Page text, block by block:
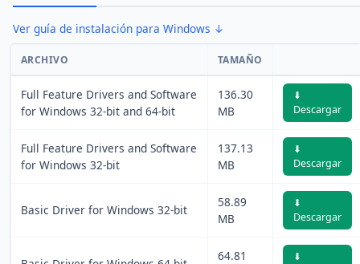
Ver guía de instalación para Windows ↓
ARCHIVO TAMAÑO
Full Feature Drivers and Software
for Windows 32-bit and 64-bit
136.30
MB
⬇
Descargar
Full Feature Drivers and Software
for Windows 32-bit
137.13
MB
⬇
Descargar
Basic Driver for Windows 32-bit
58.89
MB
⬇
Descargar
64.81
⬇